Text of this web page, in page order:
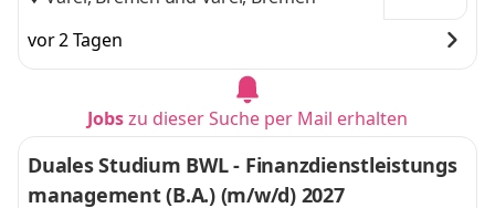
vor 2 Tagen
Jobszu dieser Suche per Mail erhalten
Duales Studium BWL - Finanzdienstleistungs
management (B.A.) (m/w/d) 2027